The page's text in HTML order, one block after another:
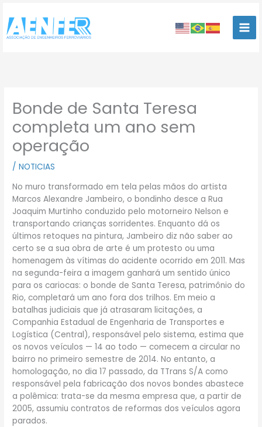
para
conteúdo
Bonde de Santa Teresa
completa um ano sem
operação
/NOTICIAS
No muro transformado em tela pelas mãos do artista
Marcos Alexandre Jambeiro, o bondinho desce a Rua
Joaquim Murtinho conduzido pelo motorneiro Nelson e
transportando crianças sorridentes. Enquanto dá os
últimos retoques na pintura, Jambeiro diz não saber ao
certo se a sua obra de arte é um protesto ou uma
homenagem às vítimas do acidente ocorrido em 2011. Mas
na segunda-feira a imagem ganhará um sentido único
para os cariocas: o bonde de Santa Teresa, patrimônio do
Rio, completará um ano fora dos trilhos. Em meio a
batalhas judiciais que já atrasaram licitações, a
Companhia Estadual de Engenharia de Transportes e
Logística (Central), responsável pelo sistema, estima que
os novos veículos — 14 ao todo — comecem a circular no
bairro no primeiro semestre de 2014. No entanto, a
homologação, no dia 17 passado, da TTrans S/A como
responsável pela fabricação dos novos bondes abastece
a polêmica: trata-se da mesma empresa que, a partir de
2005, assumiu contratos de reformas dos veículos agora
parados.